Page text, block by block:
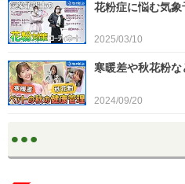
花粉症に悩む気象
2025/03/10
寒暖差や秋花粉
2024/09/20